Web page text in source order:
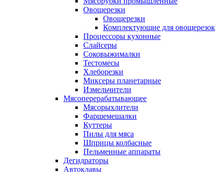
Овощерезки
Овощерезки
Комплектующие для овощерезок
Процессоры кухонные
Слайсеры
Соковыжималки
Тестомесы
Хлеборезки
Миксеры планетарные
Измельчители
Мясоперерабатывающее
Мясорыхлители
Фаршемешалки
Куттеры
Пилы для мяса
Шприцы колбасные
Пельменные аппараты
Дегидраторы
Автоклавы